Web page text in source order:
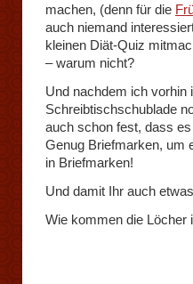
machen, (denn für die
auch niemand
kleinen Diät-Quiz
– warum nicht?
Und nachdem ich vorhin
Schreibtischschublade
auch schon fest, dass
Genug Briefmarken, um
in Briefmarken!
Und damit Ihr auch
Wie kommen die Löcher